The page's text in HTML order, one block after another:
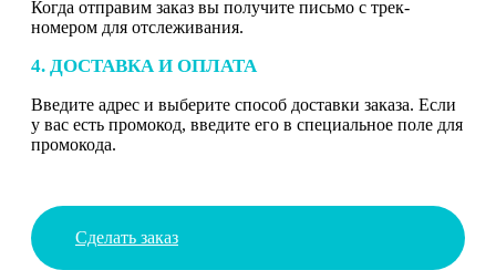
Когда отправим заказ вы получите письмо с трек-
номером для отслеживания.
4. ДОСТАВКА И ОПЛАТА
Введите адрес и выберите способ доставки заказа. Если
у вас есть промокод, введите его в специальное поле для
промокода.
Сделать заказ